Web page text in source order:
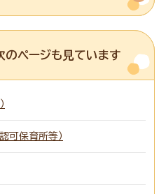
のページも見ています
可保育所等）